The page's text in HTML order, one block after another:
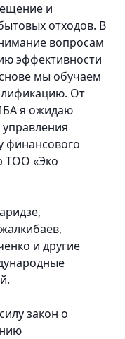
и
отходов. В
вопросам
эффективности
мы обучаем
От
я ожидаю
финансового
ТОО «Эко
и другие
закон о